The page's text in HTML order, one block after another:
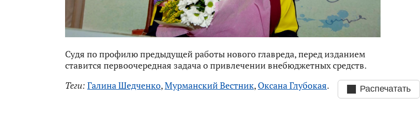
Судя по профилю предыдущей работы нового главреда, перед изданием
ставится первоочередная задача о привлечении внебюджетных средств.
Распечатать
Теги: Галина Шедченко,Мурманский Вестник, Оксана Глубокая.